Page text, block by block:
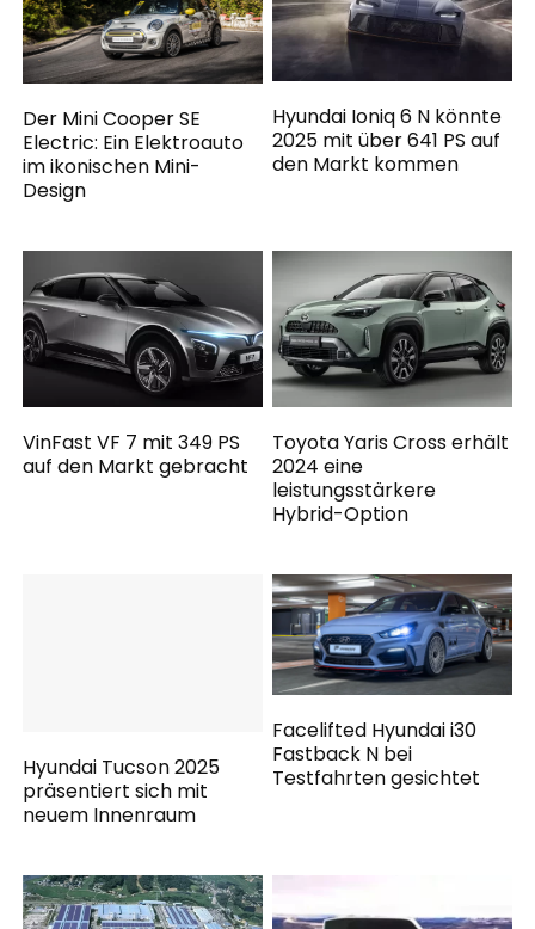
Der Mini Cooper SE
Electric: Ein Elektroauto
im ikonischen Mini-
Design
Hyundai Ioniq 6 N könnte
2025 mit über 641 PS auf
den Markt kommen
VinFast VF 7 mit 349 PS
auf den Markt gebracht
Toyota Yaris Cross erhält
2024 eine
leistungsstärkere
Hybrid-Option
Hyundai Tucson 2025
präsentiert sich mit
neuem Innenraum
Facelifted Hyundai i30
Fastback N bei
Testfahrten gesichtet